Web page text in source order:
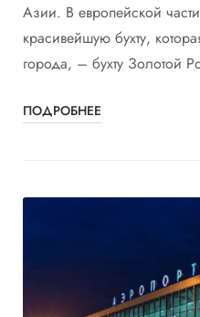
Азии. В европейской
красивейшую бухту,
города, – бухту Золотой
ПОДРОБНЕЕ